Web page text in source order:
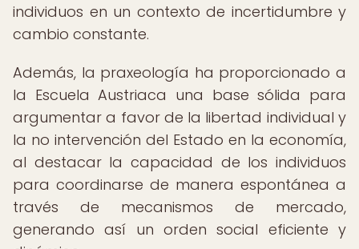
individuos en un contexto de incertidumbre y
cambio constante.
Además, la praxeología ha proporcionado a
la Escuela Austriaca una base sólida para
argumentar a favor de la libertad individual y
la no intervención del Estado en la economía,
al destacar la capacidad de los individuos
para coordinarse de manera espontánea a
través de mecanismos de mercado,
generando así un orden social eficiente y